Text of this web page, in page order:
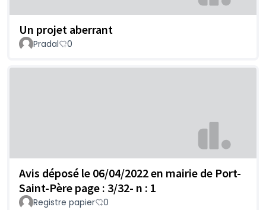
Un projet aberrant
Pradal 0
Avis déposé le 06/04/2022 en mairie de Port-
Saint-Père page : 3/32- n : 1
Registre papier 0